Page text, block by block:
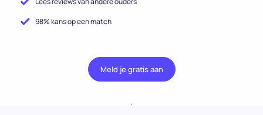
98% kans op een match
Meld je gratis aan
.